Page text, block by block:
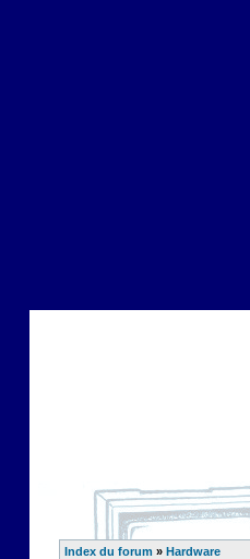
Index du forum » Hardware